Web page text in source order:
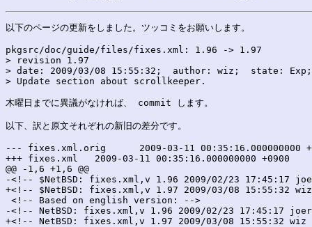
以下のページの更新をしました。ツッコミをお願いします。
pkgsrc/doc/guide/files/fixes.xml: 1.96 -> 1.97
> revision 1.97
> date: 2009/03/08 15:55:32;  author: wiz;  state:
> Update section about scrollkeeper.
木曜日までに異議がなければ、 commit します。
以下、訳と原文それぞれの新旧の差分です。
--- fixes.xml.orig	2009-03-11 00:35:16.000000000 +0900
+++ fixes.xml	2009-03-11 00:35:16.000000000 +0900
@@ -1,6 +1,6 @@
-<!-- $NetBSD: fixes.xml,v 1.96 2009/02/23 17:45:17
+<!-- $NetBSD: fixes.xml,v 1.97 2009/03/08 15:55:32
<!-- Based on english version: -->
-<!-- NetBSD: fixes.xml,v 1.96 2009/02/23 17:45:17
+<!-- NetBSD: fixes.xml,v 1.97 2009/03/08 15:55:32